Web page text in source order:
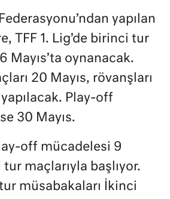
yapılan
TFF 1. Lig’de birinci tur
Mayıs’ta oynanacak.
20 Mayıs, rövanşları
yapılacak. Play-off
30 Mayıs.
off mücadelesi 9
tur maçlarıyla başlıyor.
tur müsabakaları İkinci